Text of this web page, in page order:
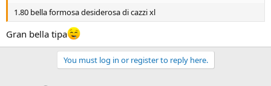
1.80 bella formosa desiderosa di cazzi xl
Gran bella tipa
You must log in or register to reply here.